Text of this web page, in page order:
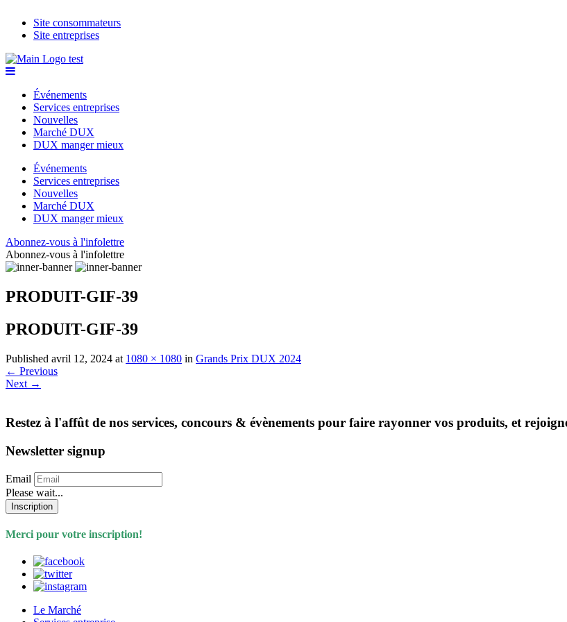
Site consommateurs
Site entreprises
Événements
Services entreprises
Nouvelles
Marché DUX
DUX manger mieux
Événements
Services entreprises
Nouvelles
Marché DUX
DUX manger mieux
Abonnez-vous à l'infolettre
Abonnez-vous à l'infolettre
PRODUIT-GIF-39
PRODUIT-GIF-39
Published avril 12, 2024 at 1080 × 1080 in Grands Prix DUX 2024
← Previous
Next →
Restez à l'affût de nos services, concours & évènements pour faire rayonner vos produits, et
Newsletter signup
Email
Please wait...
Inscription
Merci pour votre inscription!
Le Marché